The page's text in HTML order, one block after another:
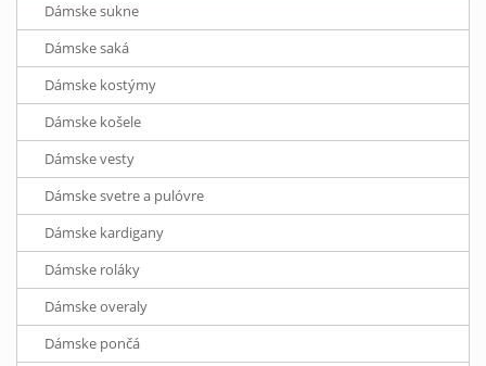
Dámske sukne
Dámske saká
Dámske kostýmy
Dámske košele
Dámske vesty
Dámske svetre a pulóvre
Dámske kardigany
Dámske roláky
Dámske overaly
Dámske pončá